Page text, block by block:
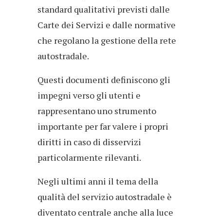
standard qualitativi previsti dalle
Carte dei Servizi e dalle normative
che regolano la gestione della rete
autostradale.
Questi documenti definiscono gli
impegni verso gli utenti e
rappresentano uno strumento
importante per far valere i propri
diritti in caso di disservizi
particolarmente rilevanti.
Negli ultimi anni il tema della
qualità del servizio autostradale è
diventato centrale anche alla luce